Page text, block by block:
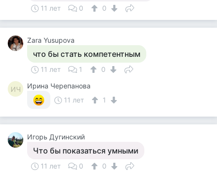
11 лет 0 0
Zara Yusupova
что бы стать компетентным
11 лет 1 0
ИЧ
Ирина Черепанова
11 лет
1
Игорь Дугинский
Что бы показаться умными
11 лет 0 0